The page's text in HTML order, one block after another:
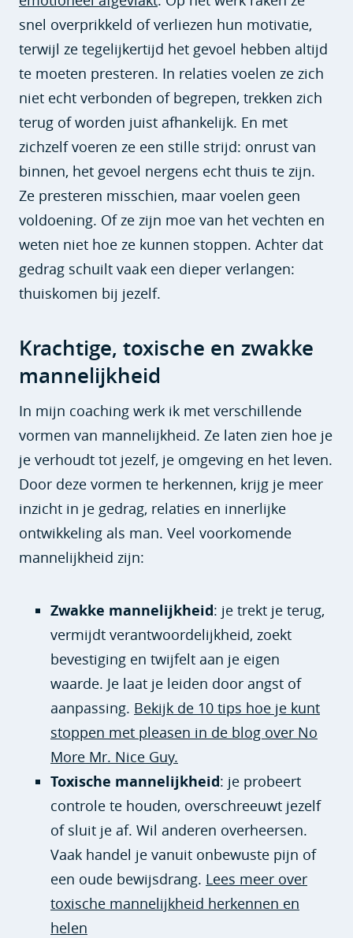
snel overprikkeld of verliezen hun motivatie,
terwijl ze tegelijkertijd het gevoel hebben altijd
te moeten presteren. In relaties voelen ze zich
niet echt verbonden of begrepen, trekken zich
terug of worden juist afhankelijk. En met
zichzelf voeren ze een stille strijd: onrust van
binnen, het gevoel nergens echt thuis te zijn.
Ze presteren misschien, maar voelen geen
voldoening. Of ze zijn moe van het vechten en
weten niet hoe ze kunnen stoppen. Achter dat
gedrag schuilt vaak een dieper verlangen:
thuiskomen bij jezelf.
Krachtige, toxische en zwakke
mannelijkheid
In mijn coaching werk ik met verschillende
vormen van mannelijkheid. Ze laten zien hoe je
je verhoudt tot jezelf, je omgeving en het leven.
Door deze vormen te herkennen, krijg je meer
inzicht in je gedrag, relaties en innerlijke
ontwikkeling als man. Veel voorkomende
mannelijkheid zijn:
Zwakke mannelijkheid: je trekt je terug,
vermijdt verantwoordelijkheid, zoekt
bevestiging en twijfelt aan je eigen
waarde. Je laat je leiden door angst of
aanpassing. Bekijk de 10 tips hoe je kunt
stoppen met pleasen in de blog over No
More Mr. Nice Guy.
Toxische mannelijkheid: je probeert
controle te houden, overschreeuwt jezelf
of sluit je af. Wil anderen overheersen.
Vaak handel je vanuit onbewuste pijn of
een oude bewijsdrang. Lees meer over
toxische mannelijkheid herkennen en
helen